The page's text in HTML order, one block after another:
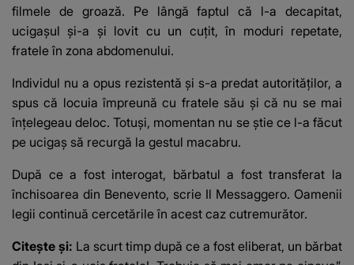
filmele de groază. Pe lângă faptul că l-a decapitat,
ucigașul și-a și lovit cu un cuțit, în moduri repetate,
fratele în zona abdomenului.
Individul nu a opus rezistentă și s-a predat autorităților, a
spus că locuia împreună cu fratele său și că nu se mai
înțelegeau deloc. Totuși, momentan nu se știe ce l-a făcut
pe ucigaș să recurgă la gestul macabru.
După ce a fost interogat, bărbatul a fost transferat la
închisoarea din Benevento, scrie Il Messaggero. Oamenii
legii continuă cercetările în acest caz cutremurător.
Citește și: La scurt timp după ce a fost eliberat, un bărbat